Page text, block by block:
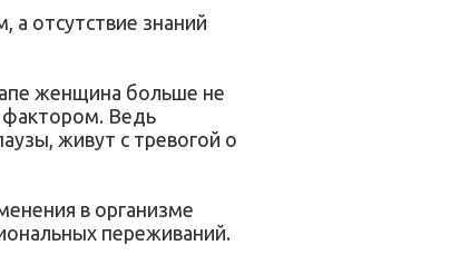
отсутствие знаний
женщина больше не
фактором. Ведь
живут с тревогой о
в организме
переживаний.